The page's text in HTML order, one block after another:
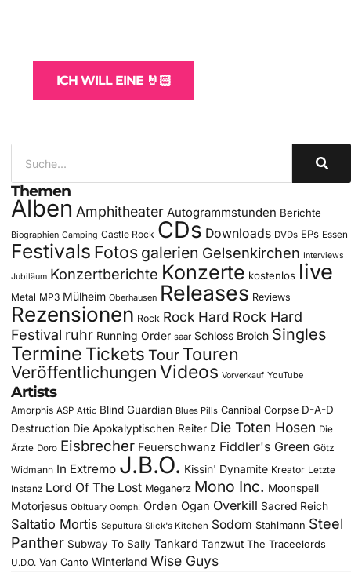
ICH WILL EINE 🤘🏻
Themen
Alben Amphitheater Autogrammstunden Berichte
Biographien Camping Castle Rock CDs Downloads DVDs EPs Essen
Festivals Fotos galerien Gelsenkirchen Interviews
Jubiläum Konzertberichte Konzerte kostenlos live
Metal MP3 Mülheim Oberhausen Releases Reviews
Rezensionen Rock Rock Hard Rock Hard
Festival ruhr Running Order saar Schloss Broich Singles
Termine Tickets Tour Touren
Veröffentlichungen Videos Vorverkauf YouTube
Artists
Amorphis ASP Attic Blind Guardian Blues Pills Cannibal Corpse D-A-D
Destruction Die Apokalyptischen Reiter Die Toten Hosen Die
Ärzte Doro Eisbrecher Feuerschwanz Fiddler's Green Götz
Widmann In Extremo J.B.O. Kissin' Dynamite Kreator Letzte
Instanz Lord Of The Lost Megaherz Mono Inc. Moonspell
Motorjesus Obituary Oomph! Orden Ogan Overkill Sacred Reich
Saltatio Mortis Sepultura Slick's Kitchen Sodom Stahlmann Steel
Panther Subway To Sally Tankard Tanzwut The Traceelords
U.D.O. Van Canto Winterland Wise Guys